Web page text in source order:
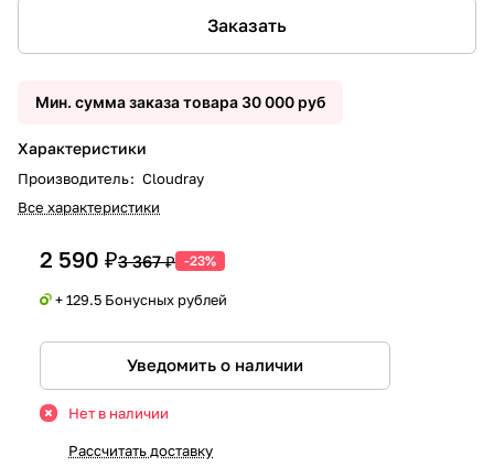
Заказать
Мин. сумма заказа товара 30 000 руб
Характеристики
Производитель: Cloudray
Все характеристики
2 590 ₽3 367 ₽ -23%
+ 129.5 Бонусных рублей
Уведомить о наличии
Нет в наличии
Рассчитать доставку